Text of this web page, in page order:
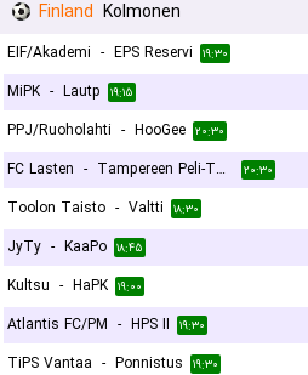
Finland Kolmonen
EIF/Akademi - EPS Reservi ۱۹:۳۰
MiPK - Lautp ۱۹:۱۵
PPJ/Ruoholahti - HooGee ۲۰:۳۰
FC Lasten - Tampereen Peli-Toverit ۲۰:۳۰
Toolon Taisto - Valtti ۱۸:۳۰
JyTy - KaaPo ۱۸:۴۵
Kultsu - HaPK ۱۹:۰۰
Atlantis FC/PM - HPS II ۱۹:۳۰
TiPS Vantaa - Ponnistus ۱۹:۳۰